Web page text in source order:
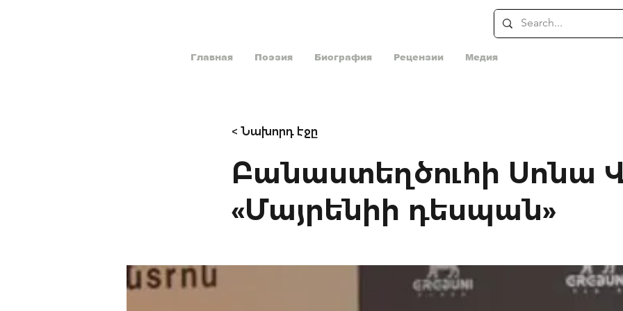
Главная Поэзия Биография Рецензии Медия
< Նախորդ էջը
Բանաստեղծուհի Սոնա
«Մայրենիի դեսպան»